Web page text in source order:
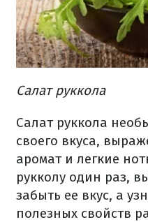
Салат руккола
Салат руккола
своего вкуса,
аромат и легкие
рукколу один раз,
забыть ее вкус, а
полезных свойств